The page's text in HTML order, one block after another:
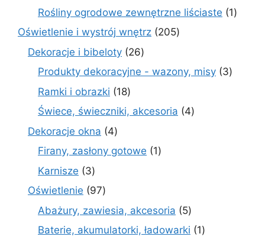
produkt
Rośliny ogrodowe zewnętrzne liściaste 11
Oświetlenie i wystrój wnętrz 205205
Dekoracje i bibeloty 2626
Produkty dekoracyjne - wazony, misy 33
Ramki i obrazki 1818
produktów
Świece, świeczniki, akcesoria 44
Dekoracje okna 44
produkty
Firany, zasłony gotowe 11
Karnisze 33
produkty
Oświetlenie 9797
produktów
Abażury, zawiesia, akcesoria 55
produktów
Baterie, akumulatorki, ładowarki 11